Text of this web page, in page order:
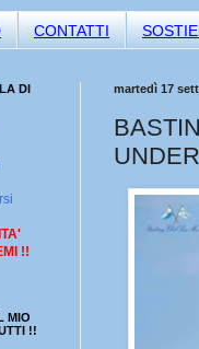
CONTATTI
martedì 17
DI
!!
MIO
!!